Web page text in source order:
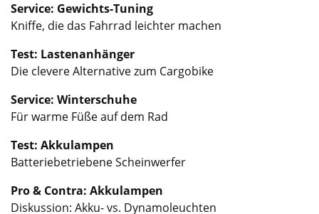
Service: Gewichts-Tuning
Kniffe, die das Fahrrad leichter machen
Test: Lastenanhänger
Die clevere Alternative zum Cargobike
Service: Winterschuhe
Für warme Füße auf dem Rad
Test: Akkulampen
Batteriebetriebene Scheinwerfer
Pro & Contra: Akkulampen
Diskussion: Akku- vs. Dynamoleuchten